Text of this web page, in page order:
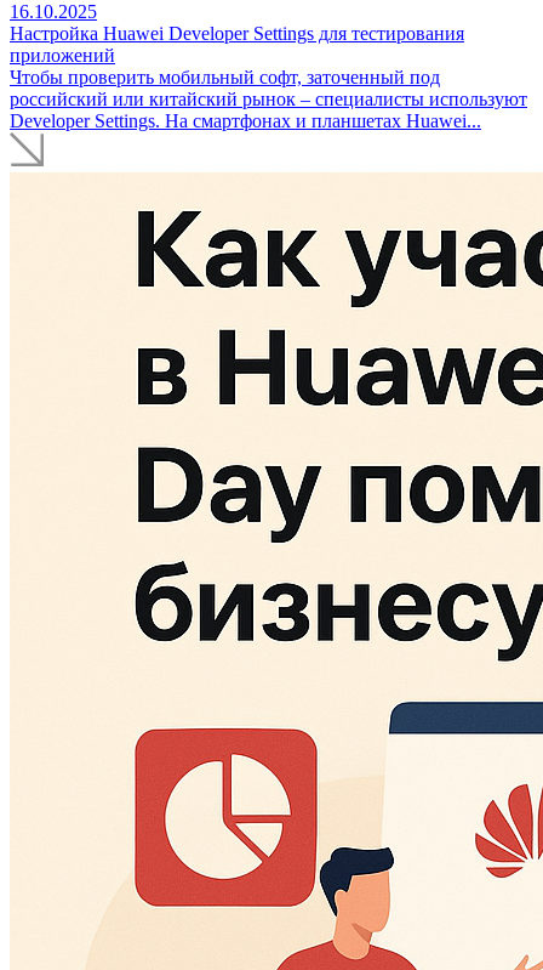
16.10.2025
Настройка Huawei Developer Settings для тестирования
приложений
Чтобы проверить мобильный софт, заточенный под
российский или китайский рынок – специалисты используют
Developer Settings. На смартфонах и планшетах Huawei...